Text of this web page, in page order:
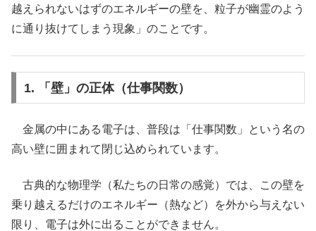
越えられないはずのエネルギーの壁を、粒子が幽霊のよう
に通り抜けてしまう現象」のことです。
1. 「壁」の正体（仕事関数）
金属の中にある電子は、普段は「仕事関数」という名の
高い壁に囲まれて閉じ込められています。
古典的な物理学（私たちの日常の感覚）では、この壁を
乗り越えるだけのエネルギー（熱など）を外から与えない
限り、電子は外に出ることができません。